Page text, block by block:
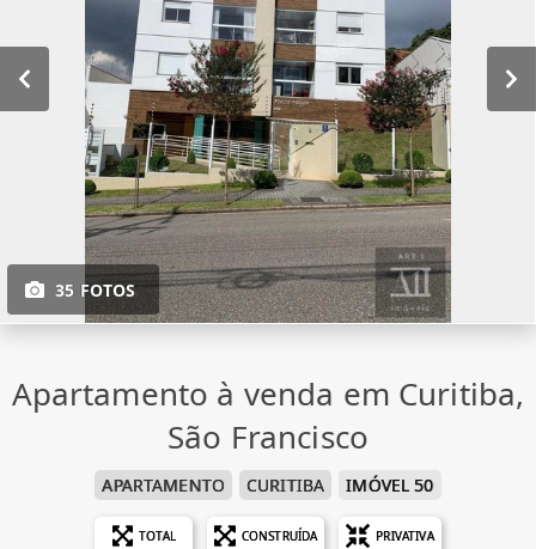
35 FOTOS
Apartamento à venda em Curitiba,
São Francisco
APARTAMENTO CURITIBA IMÓVEL 50
TOTAL CONSTRUÍDA PRIVATIVA